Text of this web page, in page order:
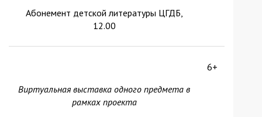
Абонемент детской литературы ЦГДБ,
12.00
Виртуальная выставка одного предмета в
рамках проекта
6+